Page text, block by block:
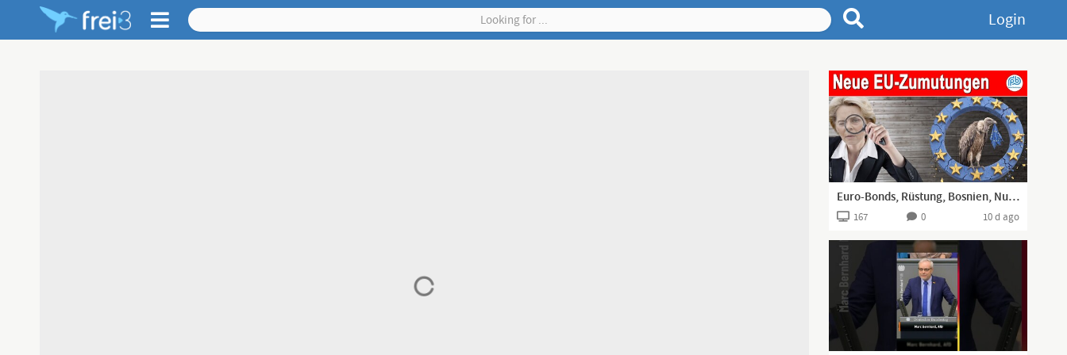
Login
Euro-Bonds, Rüstung, Bosnien, Nuklearplanung, Chatkontrolle, EU-Sanktionen – Boehringer KT (268)
167 0 10 d ago